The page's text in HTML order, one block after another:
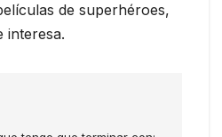
de superhéroes,
interesa.